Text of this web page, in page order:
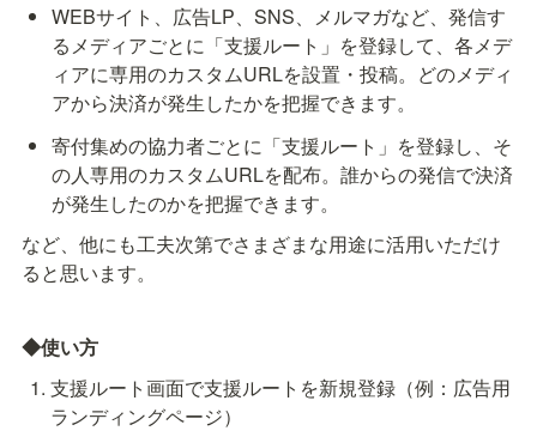
WEBサイト、広告LP、SNS、メルマガなど、発信す
るメディアごとに「支援ルート」を登録して、各メデ
ィアに専用のカスタムURLを設置・投稿。どのメディ
アから決済が発生したかを把握できます。
寄付集めの協力者ごとに「支援ルート」を登録し、そ
の人専用のカスタムURLを配布。誰からの発信で決済
が発生したのかを把握できます。
など、他にも工夫次第でさまざまな用途に活用いただけ
ると思います。
◆使い方
支援ルート画面で支援ルートを新規登録（例：広告用
ランディングページ）